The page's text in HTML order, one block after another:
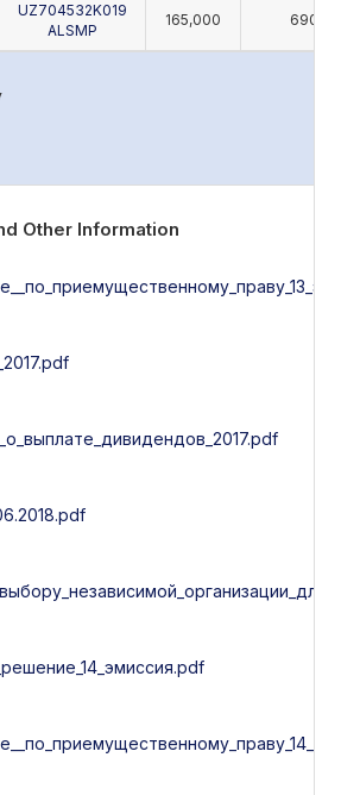
UZ704532K019
ALSMP
165,000 690
Other Information